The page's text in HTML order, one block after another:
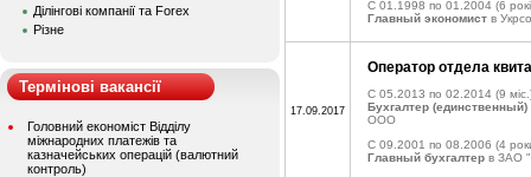
Ділінгові компанії та Forex
Різне
Термінові вакансії
Головний економіст Відділу
міжнародних платежів та
казначейських операцій (валютний
контроль)
C 01.1998 по 01.2004 (6
Главный экономист в
17.09.2017
Оператор отдела
C 05.2013 по 02.2014 (9
Бухгалтер (единственный)
ООО
C 09.2001 по 08.2006 (4
Главный бухгалтер в ЗАО